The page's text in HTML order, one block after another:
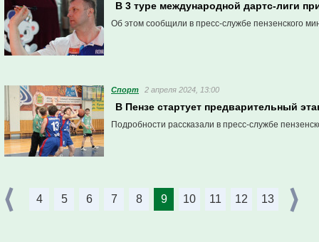
В 3 туре международной дартс-лиги
Об этом сообщили в пресс-службе пензенского
Спорт 2 апреля 2024, 13:00
В Пензе стартует предварительный
Подробности рассказали в пресс-службе
4 5 6 7 8 9 10 11 12 13